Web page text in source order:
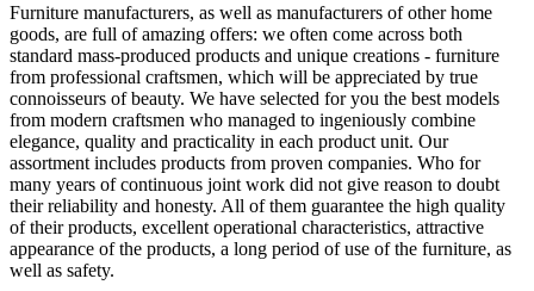
Furniture manufacturers, as well as manufacturers of other home
goods, are full of amazing offers: we often come across both
standard mass-produced products and unique creations - furniture
from professional craftsmen, which will be appreciated by true
connoisseurs of beauty. We have selected for you the best models
from modern craftsmen who managed to ingeniously combine
elegance, quality and practicality in each product unit. Our
assortment includes products from proven companies. Who for
many years of continuous joint work did not give reason to doubt
their reliability and honesty. All of them guarantee the high quality
of their products, excellent operational characteristics, attractive
appearance of the products, a long period of use of the furniture, as
well as safety.